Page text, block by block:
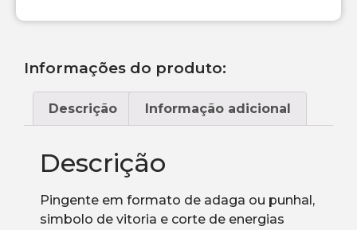
Informações do produto:
Descrição Informação adicional
Descrição
Pingente em formato de adaga ou punhal,
simbolo de vitoria e corte de energias